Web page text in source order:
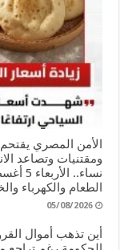
الأمن المصري
ومقتنيات وتصاعد
الطعام والكهرباء
05/08/2026
أين تذهب أموال